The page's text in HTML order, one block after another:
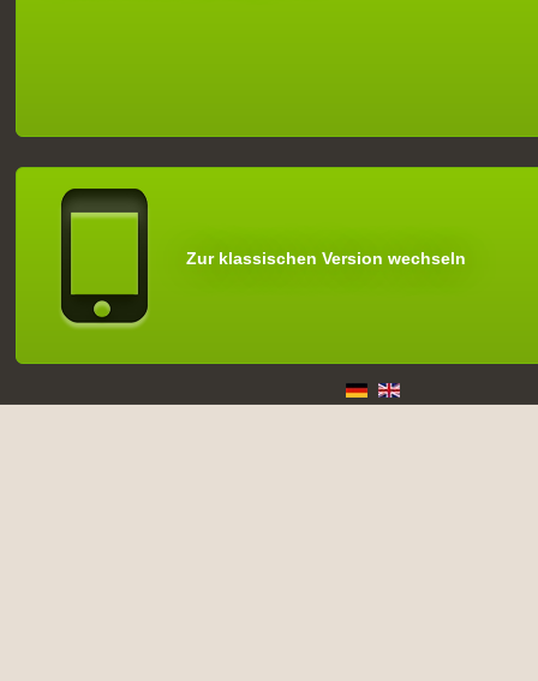
Zur klassischen Version wechseln